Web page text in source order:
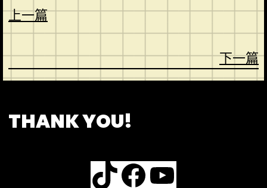
上一篇
下一篇
THANK YOU!
TikTok Facebook YouTube